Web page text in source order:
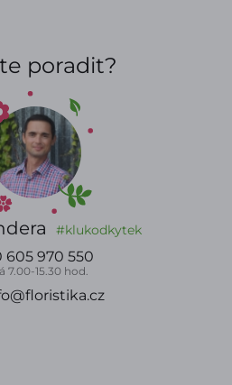
poradit?
#klukodkytek
605 970 550
7.00-15.30 hod.